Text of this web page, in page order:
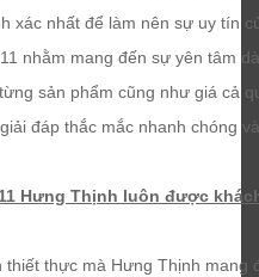
xác nhất để làm nên sự uy tín
nhằm mang đến sự yên tâm
sản phẩm cũng như giá cả
đáp thắc mắc nhanh chóng
Hưng Thịnh luôn được
thực mà Hưng Thịnh mang